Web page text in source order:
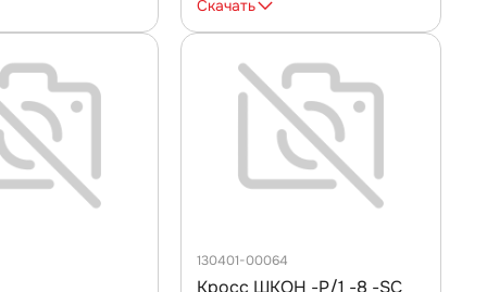
дверцей
патч-корда,
радиопрозрачной дверцей
ШТ-НСс пустой ССД
Скачать
130401-00064